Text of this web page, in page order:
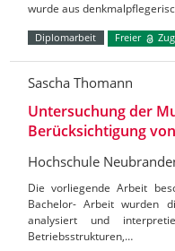
wurde aus
Diplomarbeit Freier
Sascha Thomann
Untersuchung der
Berücksichtigung
Hochschule
Die vorliegende Arbeit
Bachelor- Arbeit wurden
analysiert und
Betriebsstrukturen,…